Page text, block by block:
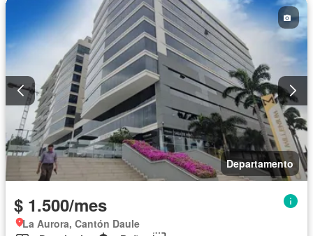
Departamento
$ 1.500/mes
La Aurora, Cantón Daule